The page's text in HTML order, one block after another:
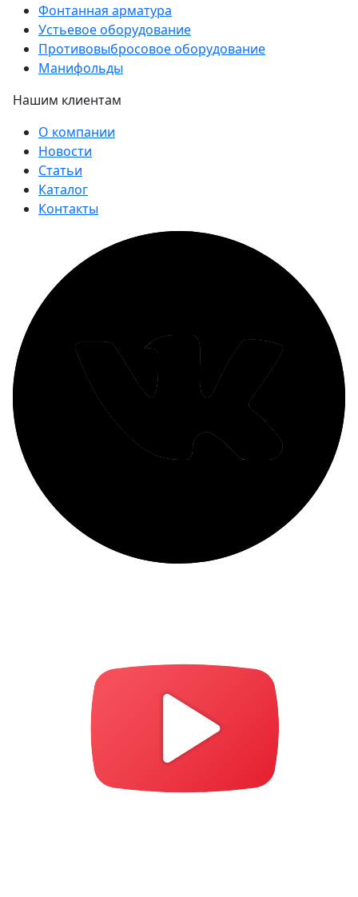
Фонтанная арматура
Устьевое оборудование
Противовыбросовое оборудование
Манифольды
Нашим клиентам
О компании
Новости
Статьи
Каталог
Контакты